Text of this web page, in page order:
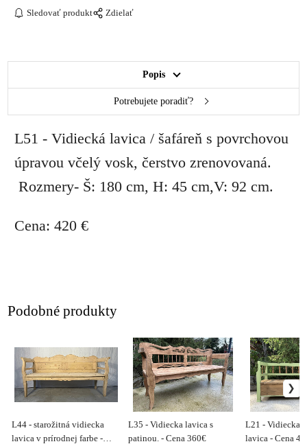
Sledovať produkt Zdielať
Popis
Potrebujete poradiť?
L51 - Vidiecká lavica / šafáreň s povrchovou
úpravou včelý vosk, čerstvo zrenovovaná.
Rozmery- Š: 180 cm,H: 45 cm,V: 92 cm.
Cena: 420 €
Podobné produkty
L44 - starožitná vidiecka
lavica v prírodnej farbe -
L35 - Vidiecka lavica s
patinou. - Cena 360€
L21 - Vidiecka
lavica - Cena